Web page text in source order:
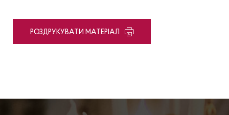
PОЗДРУКУВАТИ МАТЕРІАЛ